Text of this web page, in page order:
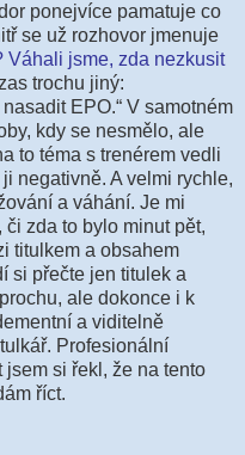
ponejvíce pamatuje co
se už rozhovor jmenuje
Váhali jsme, zda nezkusit
trochu jiný:
EPO.“ V samotném
kdy se nesmělo, ale
to téma s trenérem vedli
negativně. A velmi rychle,
a váhání. Je mi
zda to bylo minut pět,
titulkem a obsahem
si přečte jen titulek a
ale dokonce i k
a viditelně
Profesionální
si řekl, že na tento
říct.